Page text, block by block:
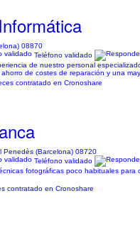
08870
Teléfono validado
de nuestro personal
de costes de reparación y una
contratado en Cronoshare
Penedès (Barcelona) 08720
Teléfono validado
fotográficas poco habituales
contratado en Cronoshare